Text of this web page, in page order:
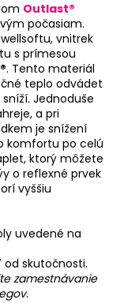
Outlast®
počasiam.
vnitrek
s prímesou
. Tento materiál
teplo odvádet
Jednoduše
a pri
je snížení
komfortu po celú
ktorý môžete
o reflexné prvek
vyššiu
uvedené na
skutočnosti.
zamestnávanie